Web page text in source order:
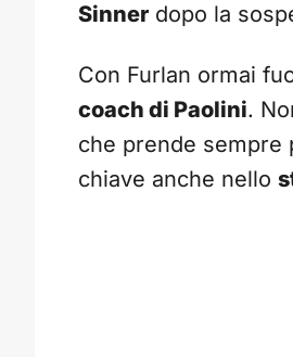
Sinner dopo la
Con Furlan ormai
coach di Paolini.
che prende sempre
chiave anche nello